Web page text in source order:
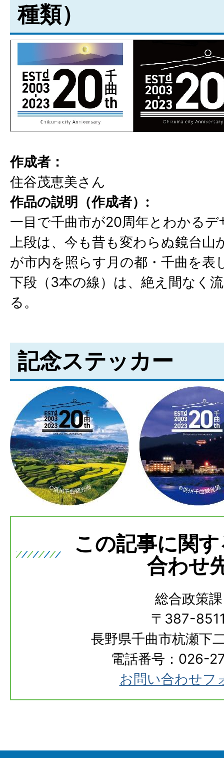
種類）
作成者：
住谷茂恵美さん
作品の説明（作成者）:
一目で千曲市が20周年とわかるデ
上段は、今も昔も変わらぬ鏡台山
が市内を照らす月の都・千曲を表
下段（3本の線）は、絶え間なく
る。
記念ステッカー
この記事に関
合わせ
総合政策課
〒387-
長野県千曲市杭瀬下
電話番号：026-
お問い合わせフ